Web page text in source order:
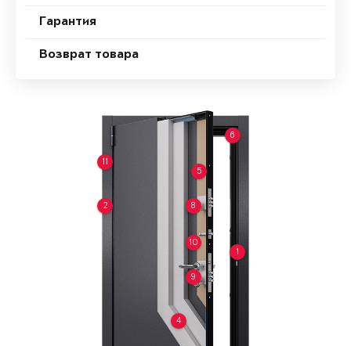
Гарантия
Возврат товара
1
2
4
5
6
8
9
10
11